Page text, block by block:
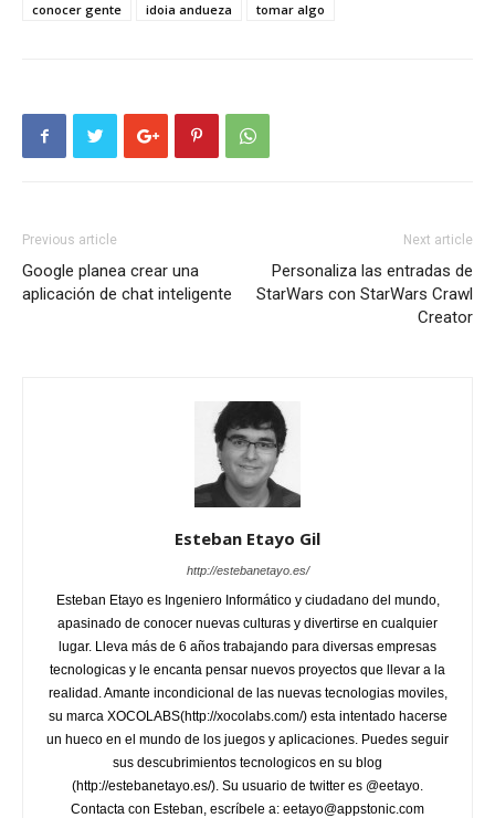
conocer gente idoia andueza tomar algo
Previous article
Google planea crear una
aplicación de chat inteligente
Next article
Personaliza las entradas de
StarWars con StarWars Crawl
Creator
Esteban Etayo Gil
http://estebanetayo.es/
Esteban Etayo es Ingeniero Informático y ciudadano del mundo,
apasinado de conocer nuevas culturas y divertirse en cualquier
lugar. Lleva más de 6 años trabajando para diversas empresas
tecnologicas y le encanta pensar nuevos proyectos que llevar a la
realidad. Amante incondicional de las nuevas tecnologias moviles,
su marca XOCOLABS(http://xocolabs.com/) esta intentado hacerse
un hueco en el mundo de los juegos y aplicaciones. Puedes seguir
sus descubrimientos tecnologicos en su blog
(http://estebanetayo.es/). Su usuario de twitter es @eetayo.
Contacta con Esteban, escríbele a: eetayo@appstonic.com